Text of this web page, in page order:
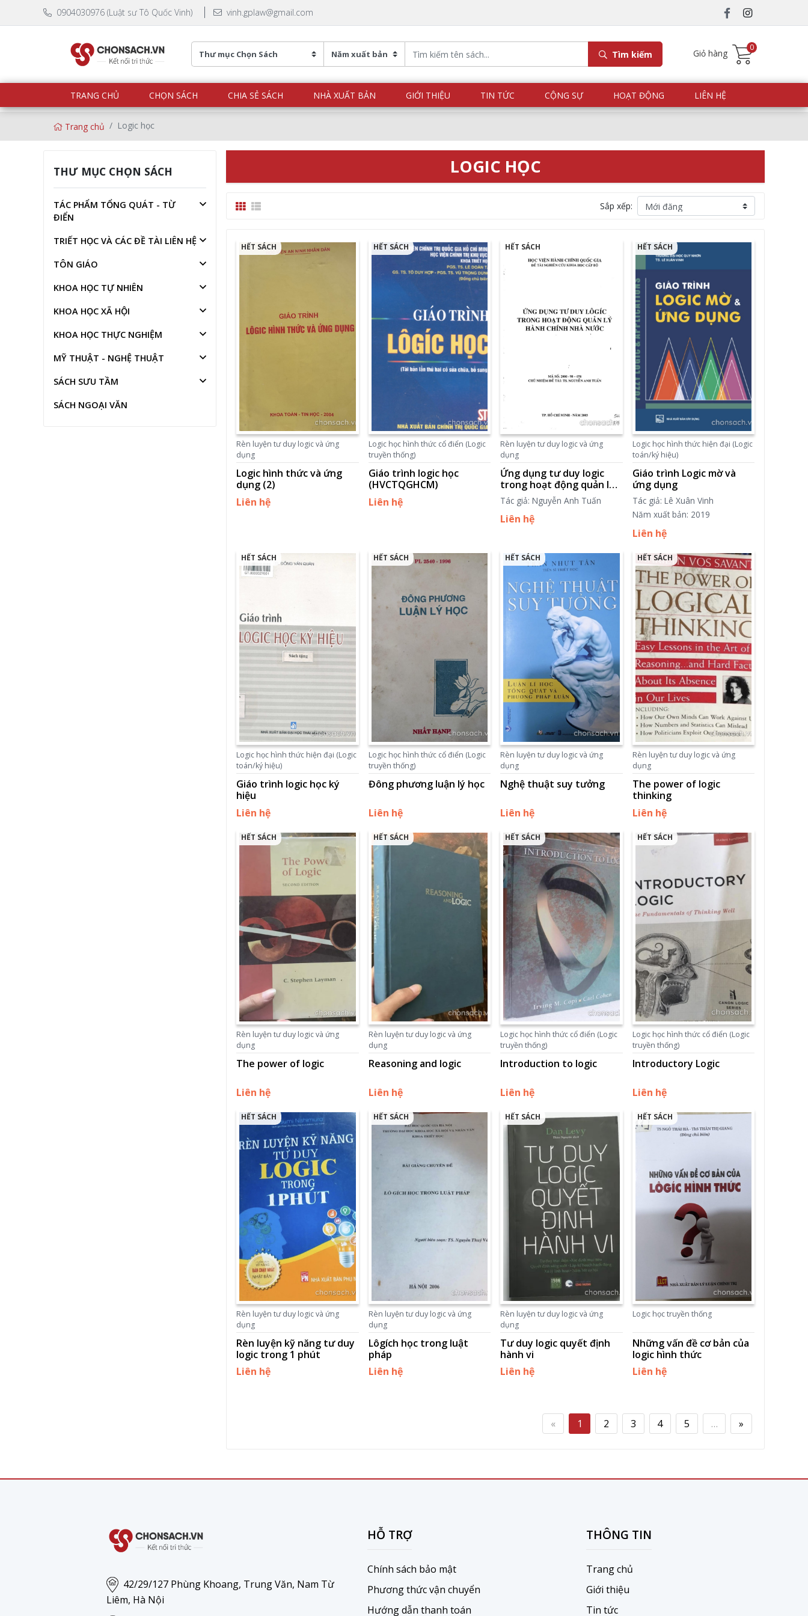
0904030976 (Luật sư Tô Quốc Vinh) vinh.gplaw@gmail.com
Tìm kiếm Giỏ hàng
0
TRANG CHỦ CHỌN SÁCH CHIA SẺ SÁCH NHÀ XUẤT BẢN GIỚI THIỆU TIN TỨC CỘNG SỰ HOẠT ĐỘNG LIÊN HỆ
Trang chủ Logic học
LOGIC HỌC
Sắp xếp:
Rèn luyện tư duy logic và ứng
dụng
Logic hình thức và ứng
dụng (2)
Liên hệ
HẾT SÁCH
Logic học hình thức cổ điển (Logic
truyền thống)
Giáo trình logic học
(HVCTQGHCM)
Liên hệ
HẾT SÁCH
Rèn luyện tư duy logic và ứng
dụng
Ứng dụng tư duy logic
trong hoạt động quản lý
hành chính nhà nước
Tác giả: Nguyễn Anh Tuấn
Liên hệ
HẾT SÁCH
Logic học hình thức hiện đại (Logic
toán/ký hiệu)
Giáo trình Logic mờ và
ứng dụng
Tác giả: Lê Xuân Vinh
Năm xuất bản: 2019
Liên hệ
HẾT SÁCH
Logic học hình thức hiện đại (Logic
toán/ký hiệu)
Giáo trình logic học ký
hiệu
Liên hệ
HẾT SÁCH
Logic học hình thức cổ điển (Logic
truyền thống)
Đông phương luận lý học
Liên hệ
HẾT SÁCH
Rèn luyện tư duy logic và ứng
dụng
Nghệ thuật suy tưởng
Liên hệ
HẾT SÁCH
Rèn luyện tư duy logic và ứng
dụng
The power of logic
thinking
Liên hệ
HẾT SÁCH
Rèn luyện tư duy logic và ứng
dụng
The power of logic
Liên hệ
HẾT SÁCH
Rèn luyện tư duy logic và ứng
dụng
Reasoning and logic
Liên hệ
HẾT SÁCH
Logic học hình thức cổ điển (Logic
truyền thống)
Introduction to logic
Liên hệ
HẾT SÁCH
Logic học hình thức cổ điển (Logic
truyền thống)
Introductory Logic
Liên hệ
HẾT SÁCH
Rèn luyện tư duy logic và ứng
dụng
Rèn luyện kỹ năng tư duy
logic trong 1 phút
Liên hệ
HẾT SÁCH
Rèn luyện tư duy logic và ứng
dụng
Lôgích học trong luật
pháp
Liên hệ
HẾT SÁCH
Rèn luyện tư duy logic và ứng
dụng
Tư duy logic quyết định
hành vi
Liên hệ
HẾT SÁCH
Logic học truyền thống
Những vấn đề cơ bản của
logic hình thức
Liên hệ
HẾT SÁCH
« 1 2 3 4 5 … »
THƯ MỤC CHỌN SÁCH
TÁC PHẨM TỔNG QUÁT - TỪ
ĐIỂN
TRIẾT HỌC VÀ CÁC ĐỀ TÀI LIÊN HỆ
TÔN GIÁO
KHOA HỌC TỰ NHIÊN
KHOA HỌC XÃ HỘI
KHOA HỌC THỰC NGHIỆM
MỸ THUẬT - NGHỆ THUẬT
SÁCH SƯU TẦM
SÁCH NGOẠI VĂN
42/29/127 Phùng Khoang, Trung Văn, Nam Từ
Liêm, Hà Nội
HỖ TRỢ
Chính sách bảo mật
Phương thức vận chuyển
Hướng dẫn thanh toán
THÔNG TIN
Trang chủ
Giới thiệu
Tin tức